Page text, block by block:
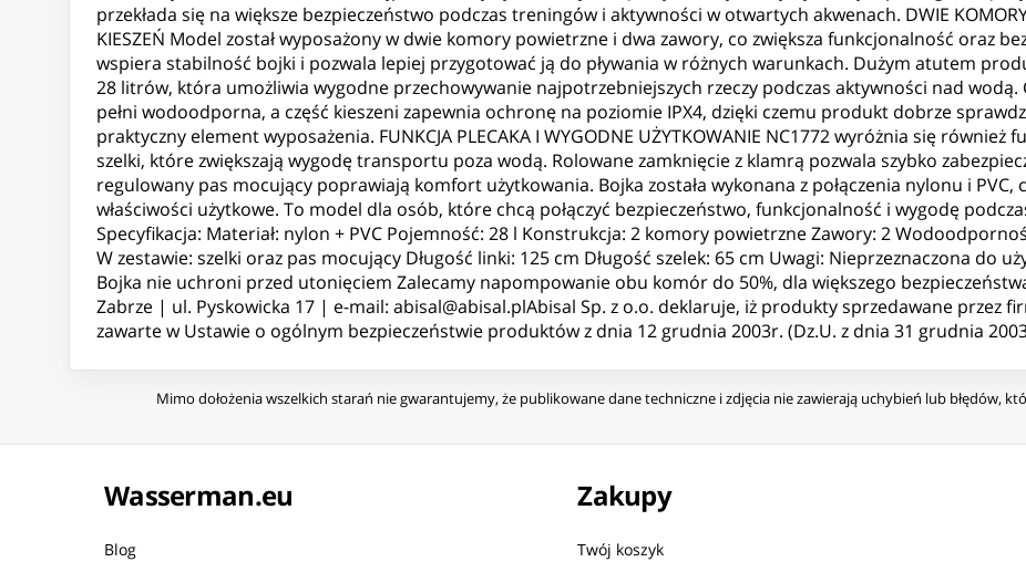
przekłada się na większe bezpieczeństwo podczas treningów i aktywności w otwartych akwenach. DWIE KOMORY
KIESZEŃ Model został wyposażony w dwie komory powietrzne i dwa zawory, co zwiększa funkcjonalność oraz
wspiera stabilność bojki i pozwala lepiej przygotować ją do pływania w różnych warunkach. Dużym atutem
28 litrów, która umożliwia wygodne przechowywanie najpotrzebniejszych rzeczy podczas aktywności nad wodą.
pełni wodoodporna, a część kieszeni zapewnia ochronę na poziomie IPX4, dzięki czemu produkt dobrze
praktyczny element wyposażenia. FUNKCJA PLECAKA I WYGODNE UŻYTKOWANIE NC1772 wyróżnia się
szelki, które zwiększają wygodę transportu poza wodą. Rolowane zamknięcie z klamrą pozwala szybko
regulowany pas mocujący poprawiają komfort użytkowania. Bojka została wykonana z połączenia nylonu i PVC,
właściwości użytkowe. To model dla osób, które chcą połączyć bezpieczeństwo, funkcjonalność i wygodę
Specyfikacja: Materiał: nylon + PVC Pojemność: 28 l Konstrukcja: 2 komory powietrzne Zawory: 2
W zestawie: szelki oraz pas mocujący Długość linki: 125 cm Długość szelek: 65 cm Uwagi: Nieprzeznaczona do
Bojka nie uchroni przed utonięciem Zalecamy napompowanie obu komór do 50%, dla większego
Zabrze | ul. Pyskowicka 17 | e-mail: abisal@abisal.plAbisal Sp. z o.o. deklaruje, iż produkty sprzedawane przez
zawarte w Ustawie o ogólnym bezpieczeństwie produktów z dnia 12 grudnia 2003r. (Dz.U. z dnia 31 grudnia
Mimo dołożenia wszelkich starań nie gwarantujemy, że publikowane dane techniczne i zdjęcia nie zawierają uchybień lub błędów,
Wasserman.eu
Blog
Zakupy
Twój koszyk